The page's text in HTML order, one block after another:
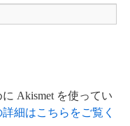
Akismet を使ってい
細はこちらをご覧く